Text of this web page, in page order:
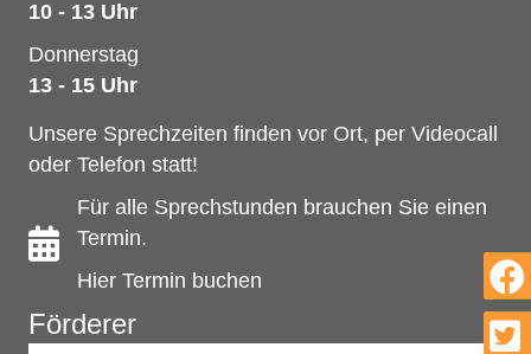
10 - 13 Uhr
Donnerstag
13 - 15 Uhr
Unsere Sprechzeiten finden vor Ort, per Videocall
oder Telefon statt!
Für alle Sprechstunden brauchen Sie einen
Termin.
Hier Termin buchen
Förderer